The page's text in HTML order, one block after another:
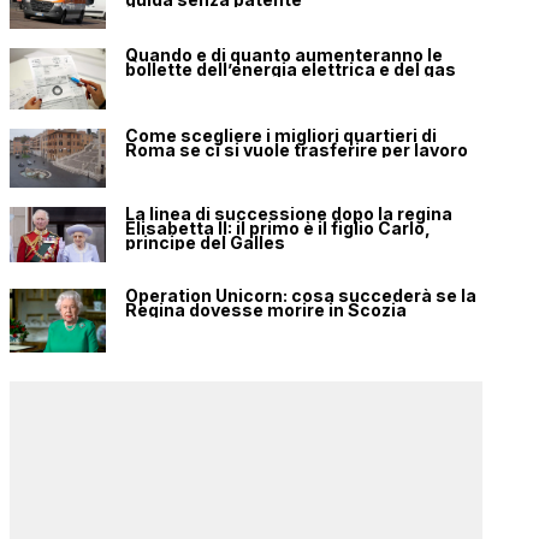
Quando e di quanto aumenteranno le
bollette dell’energia elettrica e del gas
Come scegliere i migliori quartieri di
Roma se ci si vuole trasferire per lavoro
La linea di successione dopo la regina
Elisabetta II: il primo è il figlio Carlo,
principe del Galles
Operation Unicorn: cosa succederà se la
Regina dovesse morire in Scozia